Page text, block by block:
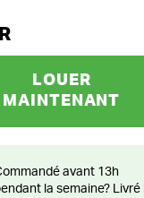
LOUER
MAINTENANT
13h
la semaine? Livré